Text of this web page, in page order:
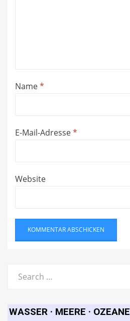
Name*
E-Mail-Adresse*
Website
for:
WASSER · MEERE · OZEANE